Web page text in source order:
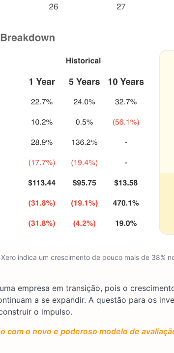
indica um crescimento de pouco mais de 38%
empresa em transição, pois o
a se expandir. A questão para os
o impulso.
com o novo e poderoso modelo de